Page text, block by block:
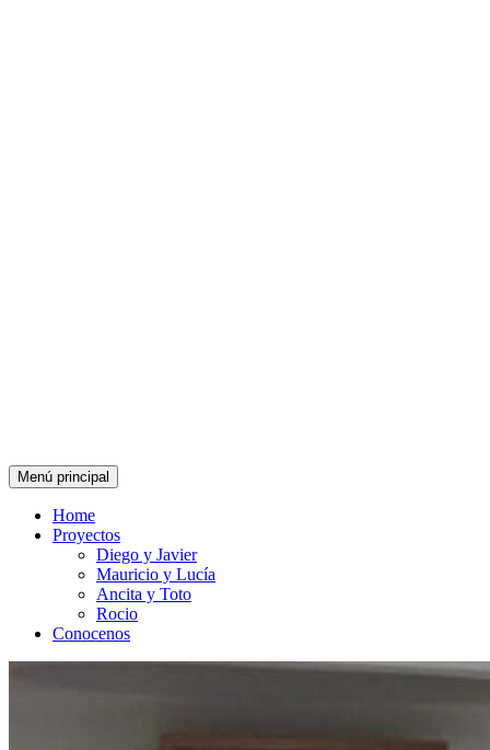
Menú principal
Home
Proyectos
Diego y Javier
Mauricio y Lucía
Ancita y Toto
Rocio
Conocenos